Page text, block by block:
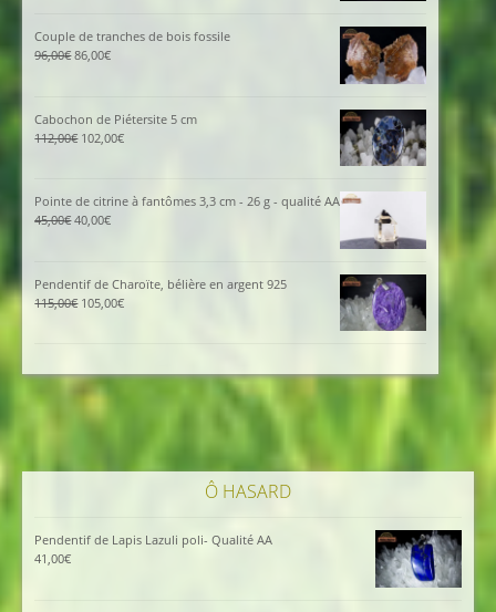
était :
425,00€.
est :
Couple de tranches de bois fossile
96,00€Le
96,00€.
86,00€Le
est :
86,00€.
Cabochon de Piétersite 5 cm
112,00€ Le
102,00€Le
est :
Pointe de citrine à fantômes 3,3 cm - 26 g - qualité AA
45,00€Le
45,00€.
40,00€Le
40,00€.
Pendentif de Charoïte, bélière en argent 925
115,00€ Le
115,00€.
105,00€Le
105,00€.
Ô HASARD
Pendentif de Lapis Lazuli poli- Qualité AA
41,00€